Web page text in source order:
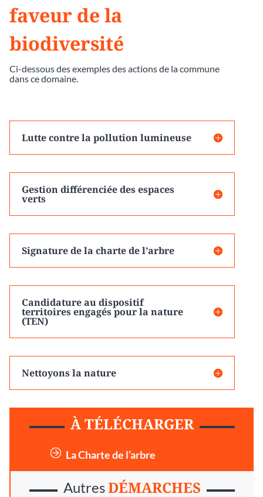
faveur de la
biodiversité
Ci-dessous des exemples des actions de la commune
dans ce domaine.
Lutte contre la pollution lumineuse
Gestion différenciée des espaces
verts
Signature de la charte de l’arbre
Candidature au dispositif
territoires engagés pour la nature
(TEN)
Nettoyons la nature
À TÉLÉCHARGER
La Charte de l’arbre
AutresDÉMARCHES